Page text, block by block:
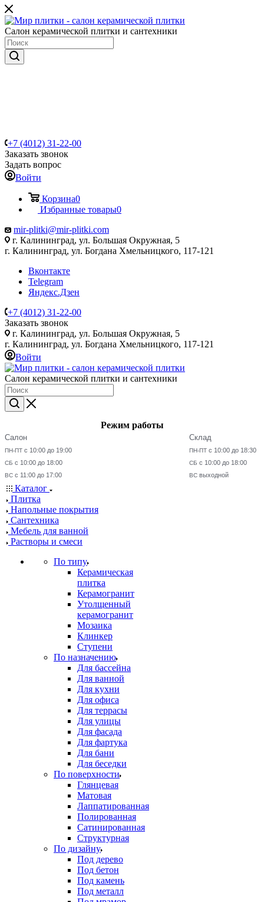
Салон керамической плитки и сантехники
+7 (4012) 31-22-00
Заказать звонок
Задать вопрос
Войти
Корзина0
Избранные товары0
mir-plitki@mir-plitki.com
г. Калининград, ул. Большая Окружная, 5
г. Калининград, ул. Богдана Хмельницкого, 117-121
Вконтакте
Telegram
Яндекс.Дзен
+7 (4012) 31-22-00
Заказать звонок
г. Калининград, ул. Большая Окружная, 5
г. Калининград, ул. Богдана Хмельницкого, 117-121
Войти
Салон керамической плитки и сантехники
Режим работы
Салон
ПН-ПТ с 10:00 до 19:00
СБ с 10:00 до 18:00
ВС с 11:00 до 17:00
Склад
ПН-ПТ с 10:00 до 18:30
СБ с 10:00 до 18:00
ВС выходной
Каталог
Плитка
Напольные покрытия
Сантехника
Мебель для ванной
Растворы и смеси
По типу
Керамическая
плитка
Керамогранит
Утолщенный
керамогранит
Мозаика
Клинкер
Ступени
По назначению
Для бассейна
Для ванной
Для кухни
Для офиса
Для террасы
Для улицы
Для фасада
Для фартука
Для бани
Для беседки
По поверхности
Глянцевая
Матовая
Лаппатированная
Полированная
Сатинированная
Структурная
По дизайну
Под дерево
Под бетон
Под камень
Под металл